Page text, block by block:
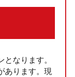
なります。
あります。現